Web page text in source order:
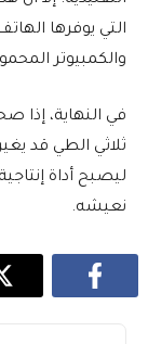
التي يوفرها
والكمبيوتر
في النهاية،
ثلاثي الطي قد
ليصبح أداة
نعيشه.